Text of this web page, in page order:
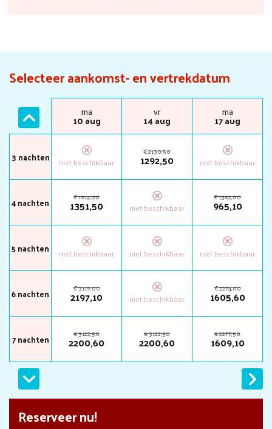
Selecteer aankomst- en vertrekdatum
3 nachten
4 nachten
5 nachten
6 nachten
7 nachten
ma
10 aug
€1914,00
1351,50
€3119,00
2197,10
€3122,50
2200,60
vr
14 aug
€2130,50
1292,50
€3122,50
2200,60
ma
17 aug
€1362,00
965,10
€2274,00
1605,60
€2277,50
1609,10
Reserveer nu!